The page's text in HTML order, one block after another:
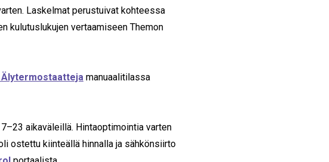
Laskelmat perustuivat kohteessa
kulutuslukujen vertaamiseen Themon
manuaalitilassa
aikaväleillä. Hintaoptimointia varten
ostettu kiinteällä hinnalla ja sähkönsiirto